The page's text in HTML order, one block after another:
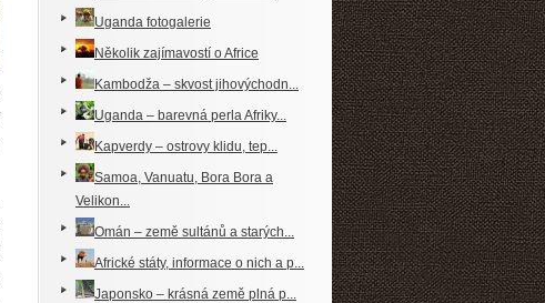
Uganda fotogalerie
Několik zajímavostí o Africe
Kambodža – skvost jihovýchodn...
Uganda – barevná perla Afriky...
Kapverdy – ostrovy klidu, tep...
Samoa, Vanuatu, Bora Bora a
Velikon...
Omán – země sultánů a starých...
Africké státy, informace o nich a p...
Japonsko – krásná země plná p...